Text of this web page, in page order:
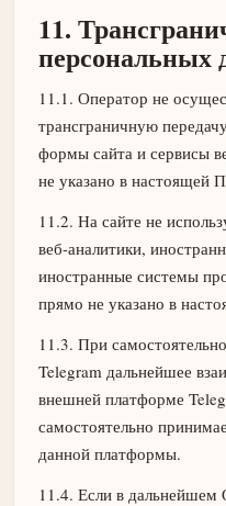
11.
персональных
11.1. Оператор не
трансграничную
формы сайта и сервисы
не указано в настоящей
11.2. На сайте не
веб-аналитики,
иностранные системы
прямо не указано в
11.3. При
Telegram дальнейшее
внешней платформе
самостоятельно
данной платформы.
11.4. Если в дальнейшем